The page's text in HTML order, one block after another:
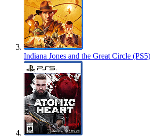
Indiana Jones and the Great Circle (PS5)